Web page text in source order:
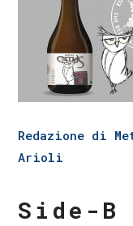
Redazione di
Arioli
Side-